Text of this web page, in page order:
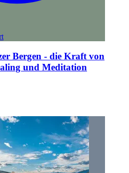
Bergen - die Kraft von
und Meditation